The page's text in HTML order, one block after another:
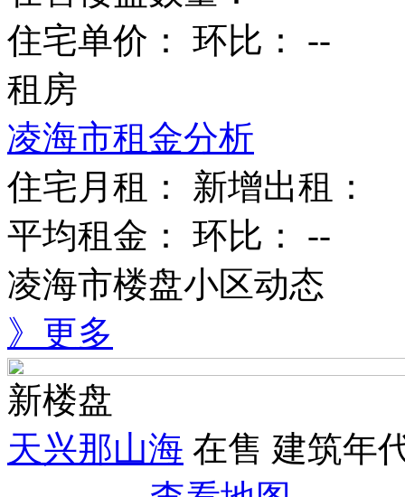
住宅单价：
环比：
--
租房
凌海市租金分析
住宅月租：
新增出租：
平均租金：
环比：
--
凌海市楼盘小区动态
》更多
新楼盘
天兴那山海 在售 建筑年